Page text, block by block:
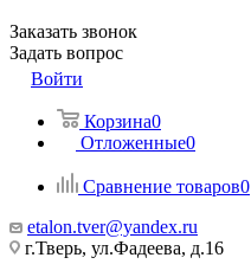
Заказать звонок
Задать вопрос
Войти
Корзина0
Отложенные0
Сравнение товаров0
etalon.tver@yandex.ru
г.Тверь, ул.Фадеева, д.16